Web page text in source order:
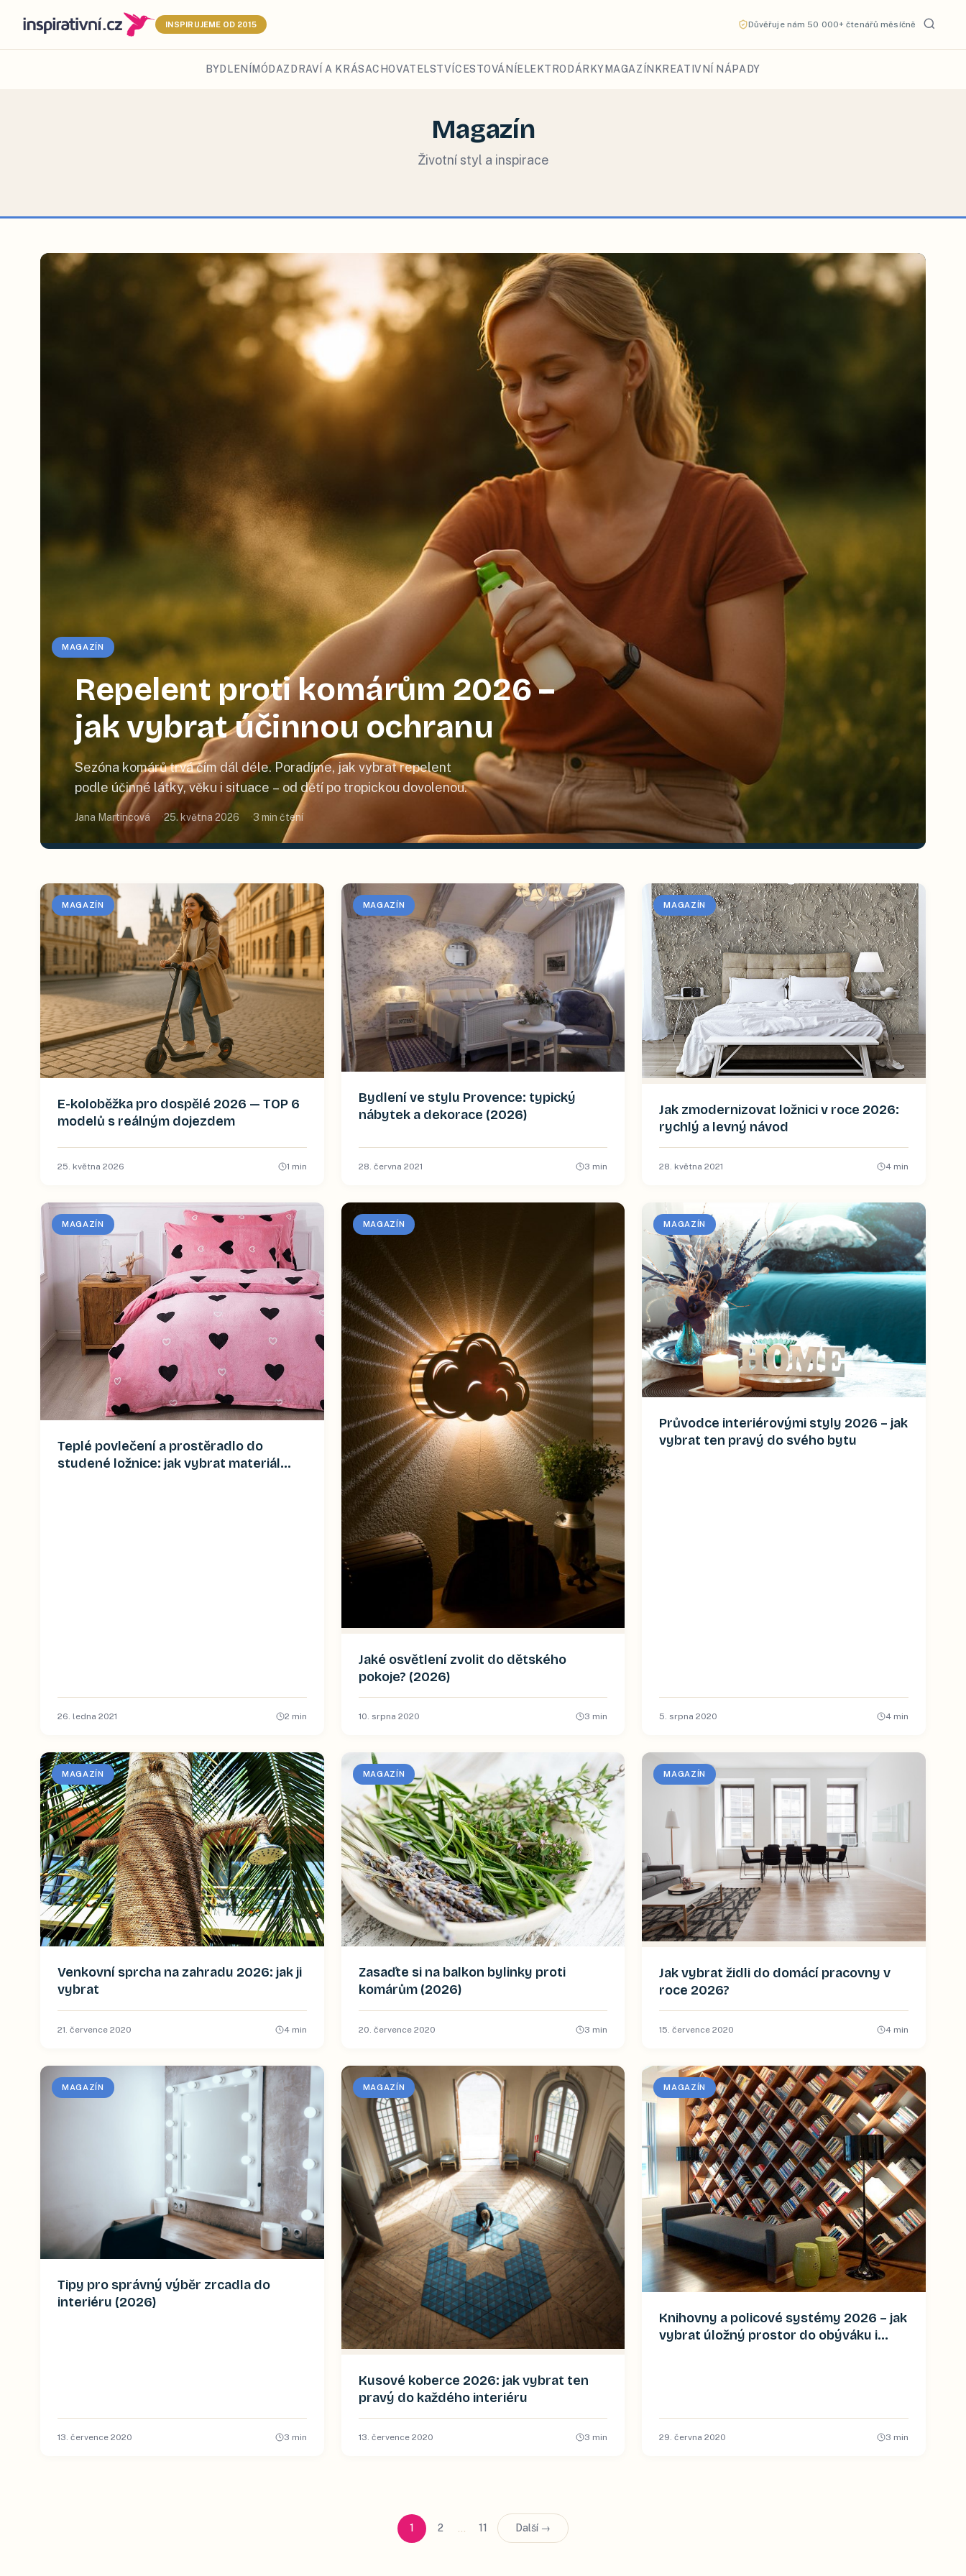
INSPIRUJEME OD 2015 Důvěřuje nám 50 000+ čtenářů měsíčně
BYDLENÍ MÓDAZDRAVÍ A KRÁSACHOVATELSTVÍCESTOVÁNÍ ELEKTRO DÁRKY MAGAZÍN KREATIVNÍ NÁPADY
Magazín
Životní styl a inspirace
MAGAZÍN
Repelent proti komárům 2026 –
jak vybrat účinnou ochranu
Sezóna komárů trvá čím dál déle. Poradíme, jak vybrat repelent
podle účinné látky, věku i situace – od dětí po tropickou dovolenou.
Jana Martincová 25. května 2026 3 min čtení
MAGAZÍN
E-koloběžka pro dospělé 2026 — TOP 6
modelů s reálným dojezdem
25. května 2026 1 min
MAGAZÍN
Bydlení ve stylu Provence: typický
nábytek a dekorace (2026)
28. června 2021 3 min
MAGAZÍN
Jak zmodernizovat ložnici v roce 2026:
rychlý a levný návod
28. května 2021 4min
MAGAZÍN
Teplé povlečení a prostěradlo do
studené ložnice: jak vybrat materiál
26. ledna 2021 2 min
MAGAZÍN
Jaké osvětlení zvolit do dětského
pokoje? (2026)
10. srpna 2020 3 min
MAGAZÍN
Průvodce interiérovými styly 2026 – jak
vybrat ten pravý do svého bytu
5. srpna 2020 4min
MAGAZÍN
Venkovní sprcha na zahradu 2026: jak ji
vybrat
21. července 2020 4min
MAGAZÍN
Zasaďte si na balkon bylinky proti
komárům (2026)
20. července 2020 3 min
MAGAZÍN
Jak vybrat židli do domácí pracovny v
roce 2026?
15. července 2020 4min
MAGAZÍN
Tipy pro správný výběr zrcadla do
interiéru (2026)
13. července 2020 3 min
MAGAZÍN
Kusové koberce 2026: jak vybrat ten
pravý do každého interiéru
13. července 2020 3 min
MAGAZÍN
Knihovny a policové systémy 2026 – jak
vybrat úložný prostor do obýváku i
29. června 2020 3 min
1 2 … 11 Další →